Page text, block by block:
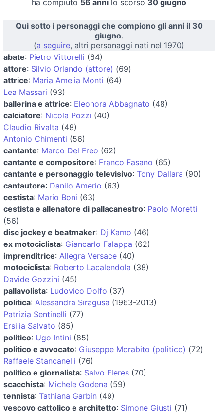
ha compiuto 56 anni lo scorso 30 giugno
Qui sotto i personaggi che compiono gli anni il 30
giugno.
(a seguire, altri personaggi nati nel 1970)
abate: Pietro Vittorelli (64)
attore: Silvio Orlando (attore) (69)
attrice: Maria Amelia Monti (64)
Lea Massari (93)
ballerina e attrice: Eleonora Abbagnato (48)
calciatore: Nicola Pozzi (40)
Claudio Rivalta (48)
Antonio Chimenti (56)
cantante: Marco Del Freo (62)
cantante e compositore: Franco Fasano (65)
cantante e personaggio televisivo: Tony Dallara (90)
cantautore: Danilo Amerio (63)
cestista: Mario Boni (63)
cestista e allenatore di pallacanestro: Paolo Moretti
(56)
disc jockey e beatmaker: Dj Kamo (46)
ex motociclista: Giancarlo Falappa (62)
imprenditrice: Allegra Versace (40)
motociclista: Roberto Lacalendola (38)
Davide Gozzini (45)
pallavolista: Ludovico Dolfo (37)
politica: Alessandra Siragusa (1963-2013)
Patrizia Sentinelli (77)
Ersilia Salvato (85)
politico: Ugo Intini (85)
politico e avvocato: Giuseppe Morabito (politico) (72)
Raffaele Stancanelli (76)
politico e giornalista: Salvo Fleres (70)
scacchista: Michele Godena (59)
tennista: Tathiana Garbin (49)
vescovo cattolico e architetto: Simone Giusti (71)